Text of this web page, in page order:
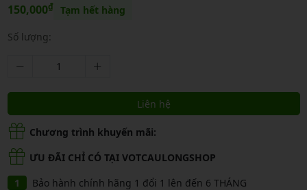
150,000₫ Tạm hết hàng
Số lượng:
Liên hệ
Chương trình khuyến mãi:
ƯU ĐÃI CHỈ CÓ TẠI VOTCAULONGSHOP
Bảo hành chính hãng 1 đổi 1 lên đến 6 THÁNG